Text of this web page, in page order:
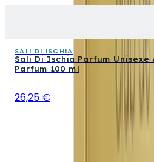
SALI DI ISCHIA
Sali Di Ischia Parfum Unisexe
Parfum 100 ml
26,25 €